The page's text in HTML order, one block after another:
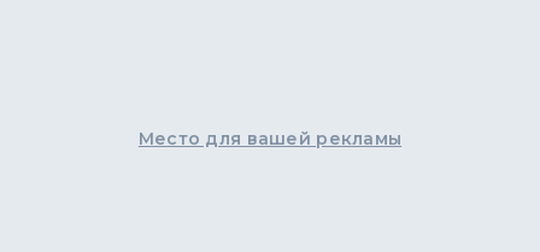
Место для вашей рекламы